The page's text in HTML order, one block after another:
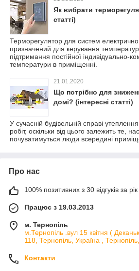
Як вибрати
статті)
Терморегулятор для систем
призначений для керування
підтримання постійної індивідуально-
температури в приміщенні.
21.01.2020
Що потрібно для
домі? (інтересні статті)
У сучасній будівельній справі
робіт, оскільки від цього залежить те,
почуватимуться люди всередині
Про нас
100% позитивних з 30 відгуків за рік
Працює з 19.03.2013
м. Тернопіль
м.Тернопіль .вул 15 квітня (
118, Тернопіль, Україна ,
Контакти